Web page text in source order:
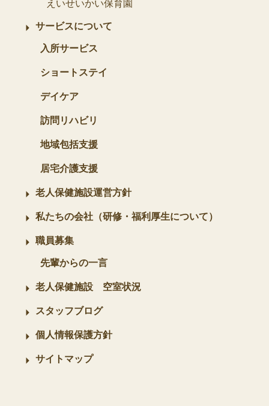
えいせいかい保育園
サービスについて
入所サービス
ショートステイ
デイケア
訪問リハビリ
地域包括支援
居宅介護支援
老人保健施設運営方針
私たちの会社（研修・福利厚生について）
職員募集
先輩からの一言
老人保健施設 空室状況
スタッフブログ
個人情報保護方針
サイトマップ